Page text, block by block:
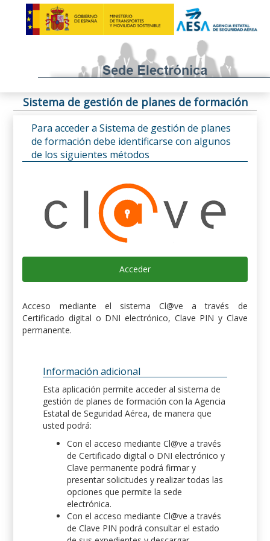
Sistema de gestión de planes de formación
Para acceder a Sistema de gestión de planes
de formación debe identificarse con algunos
de los siguientes métodos
Acceder
Acceso mediante el sistema Cl@ve a través de
Certificado digital o DNI electrónico, Clave PIN y Clave
permanente.
Información adicional
Esta aplicación permite acceder al sistema de
gestión de planes de formación con la Agencia
Estatal de Seguridad Aérea, de manera que
usted podrá:
Con el acceso mediante Cl@ve a través
de Certificado digital o DNI electrónico y
Clave permanente podrá firmar y
presentar solicitudes y realizar todas las
opciones que permite la sede
electrónica.
Con el acceso mediante Cl@ve a través
de Clave PIN podrá consultar el estado